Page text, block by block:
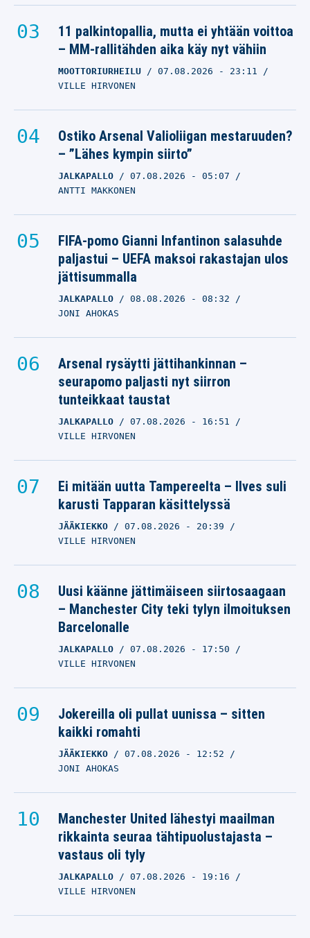
11 palkintopallia, mutta ei yhtään voittoa
– MM-rallitähden aika käy nyt vähiin
MOOTTORIURHEILU 07.08.2026 - 23:11
VILLE HIRVONEN
Ostiko Arsenal Valioliigan mestaruuden?
– ”Lähes kympin siirto”
JALKAPALLO 07.08.2026 - 05:07
ANTTI MAKKONEN
FIFA-pomo Gianni Infantinon salasuhde
paljastui – UEFA maksoi rakastajan ulos
jättisummalla
JALKAPALLO 08.08.2026 - 08:32
JONI AHOKAS
Arsenal rysäytti jättihankinnan –
seurapomo paljasti nyt siirron
tunteikkaat taustat
JALKAPALLO 07.08.2026 - 16:51
VILLE HIRVONEN
Ei mitään uutta Tampereelta – Ilves suli
karusti Tapparan käsittelyssä
JÄÄKIEKKO 07.08.2026 - 20:39
VILLE HIRVONEN
Uusi käänne jättimäiseen siirtosaagaan
– Manchester City teki tylyn ilmoituksen
Barcelonalle
JALKAPALLO 07.08.2026 - 17:50
VILLE HIRVONEN
Jokereilla oli pullat uunissa – sitten
kaikki romahti
JÄÄKIEKKO 07.08.2026 - 12:52
JONI AHOKAS
Manchester United lähestyi maailman
rikkainta seuraa tähtipuolustajasta –
vastaus oli tyly
JALKAPALLO 07.08.2026 - 19:16
VILLE HIRVONEN